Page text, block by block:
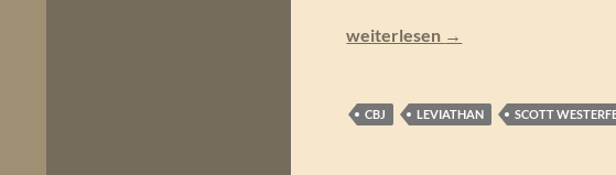
Scott Westerfeld – Behemoth. Im
weiterlesen →
CBJ LEVIATHAN SCOTT